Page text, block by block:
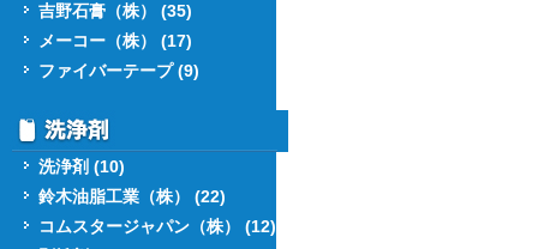
吉野石膏（株） (35)
メーコー（株） (17)
ファイバーテープ (9)
洗浄剤 (10)
鈴木油脂工業（株） (22)
コムスタージャパン（株） (12)